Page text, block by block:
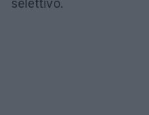
selettivo.